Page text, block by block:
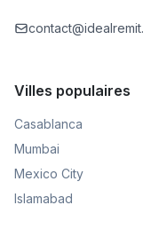
Villes populaires
Casablanca
Mumbai
Mexico City
Islamabad